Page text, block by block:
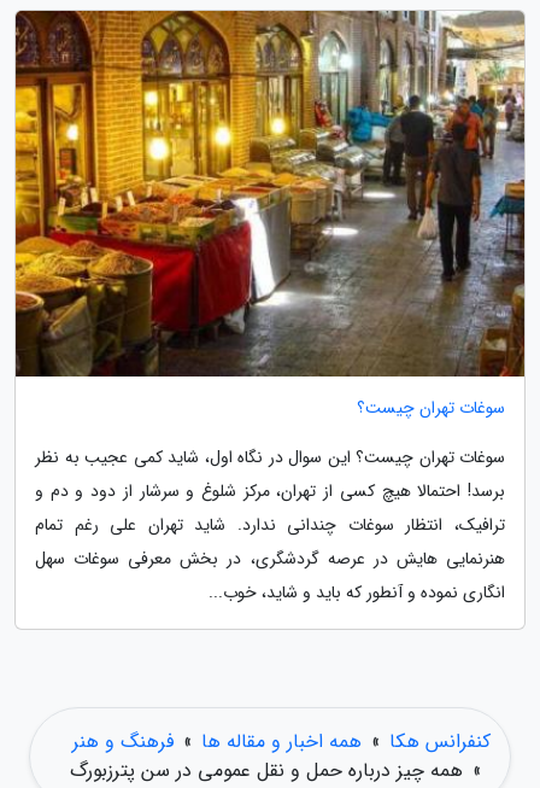
سوغات تهران چیست؟
سوغات تهران چیست؟ این سوال در نگاه اول، شاید کمی عجیب به نظر
برسد! احتمالا هیچ کسی از تهران، مرکز شلوغ و سرشار از دود و دم و
ترافیک، انتظار سوغات چندانی ندارد. شاید تهران علی رغم تمام
هنرنمایی هایش در عرصه گردشگری، در بخش معرفی سوغات سهل
انگاری نموده و آنطور که باید و شاید، خوب...
کنفرانس هکا » همه اخبار و مقاله ها » فرهنگ و هنر
» همه چیز درباره حمل و نقل عمومی در سن پترزبورگ